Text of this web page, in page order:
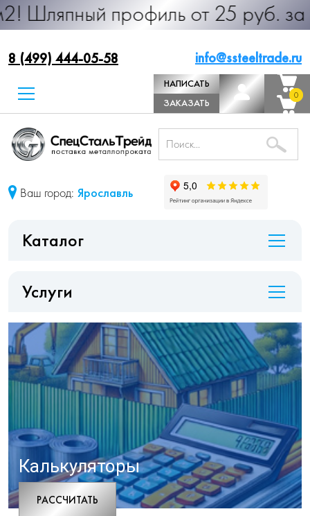
профиль от 25 руб. за м.п.
8 (499) 444-05-58 info@ssteeltrade.ru
НАПИСАТЬ
ДИРЕКТОРУ
ЗАКАЗАТЬ
ЗВОНОК
0
0
Ваш город: Ярославль
Каталог
Услуги
Калькуляторы
РАCСЧИТАТЬ